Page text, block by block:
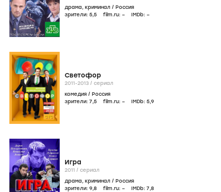
драма, криминал / Россия
зрители: 5,5 film.ru: – IMDb: –
Светофор
2011-2013 / сериал
комедия / Россия
зрители: 7,5 film.ru: – IMDb: 5,9
Игра
2011 / сериал
драма, криминал / Россия
зрители: 9,8 film.ru: – IMDb: 7,8